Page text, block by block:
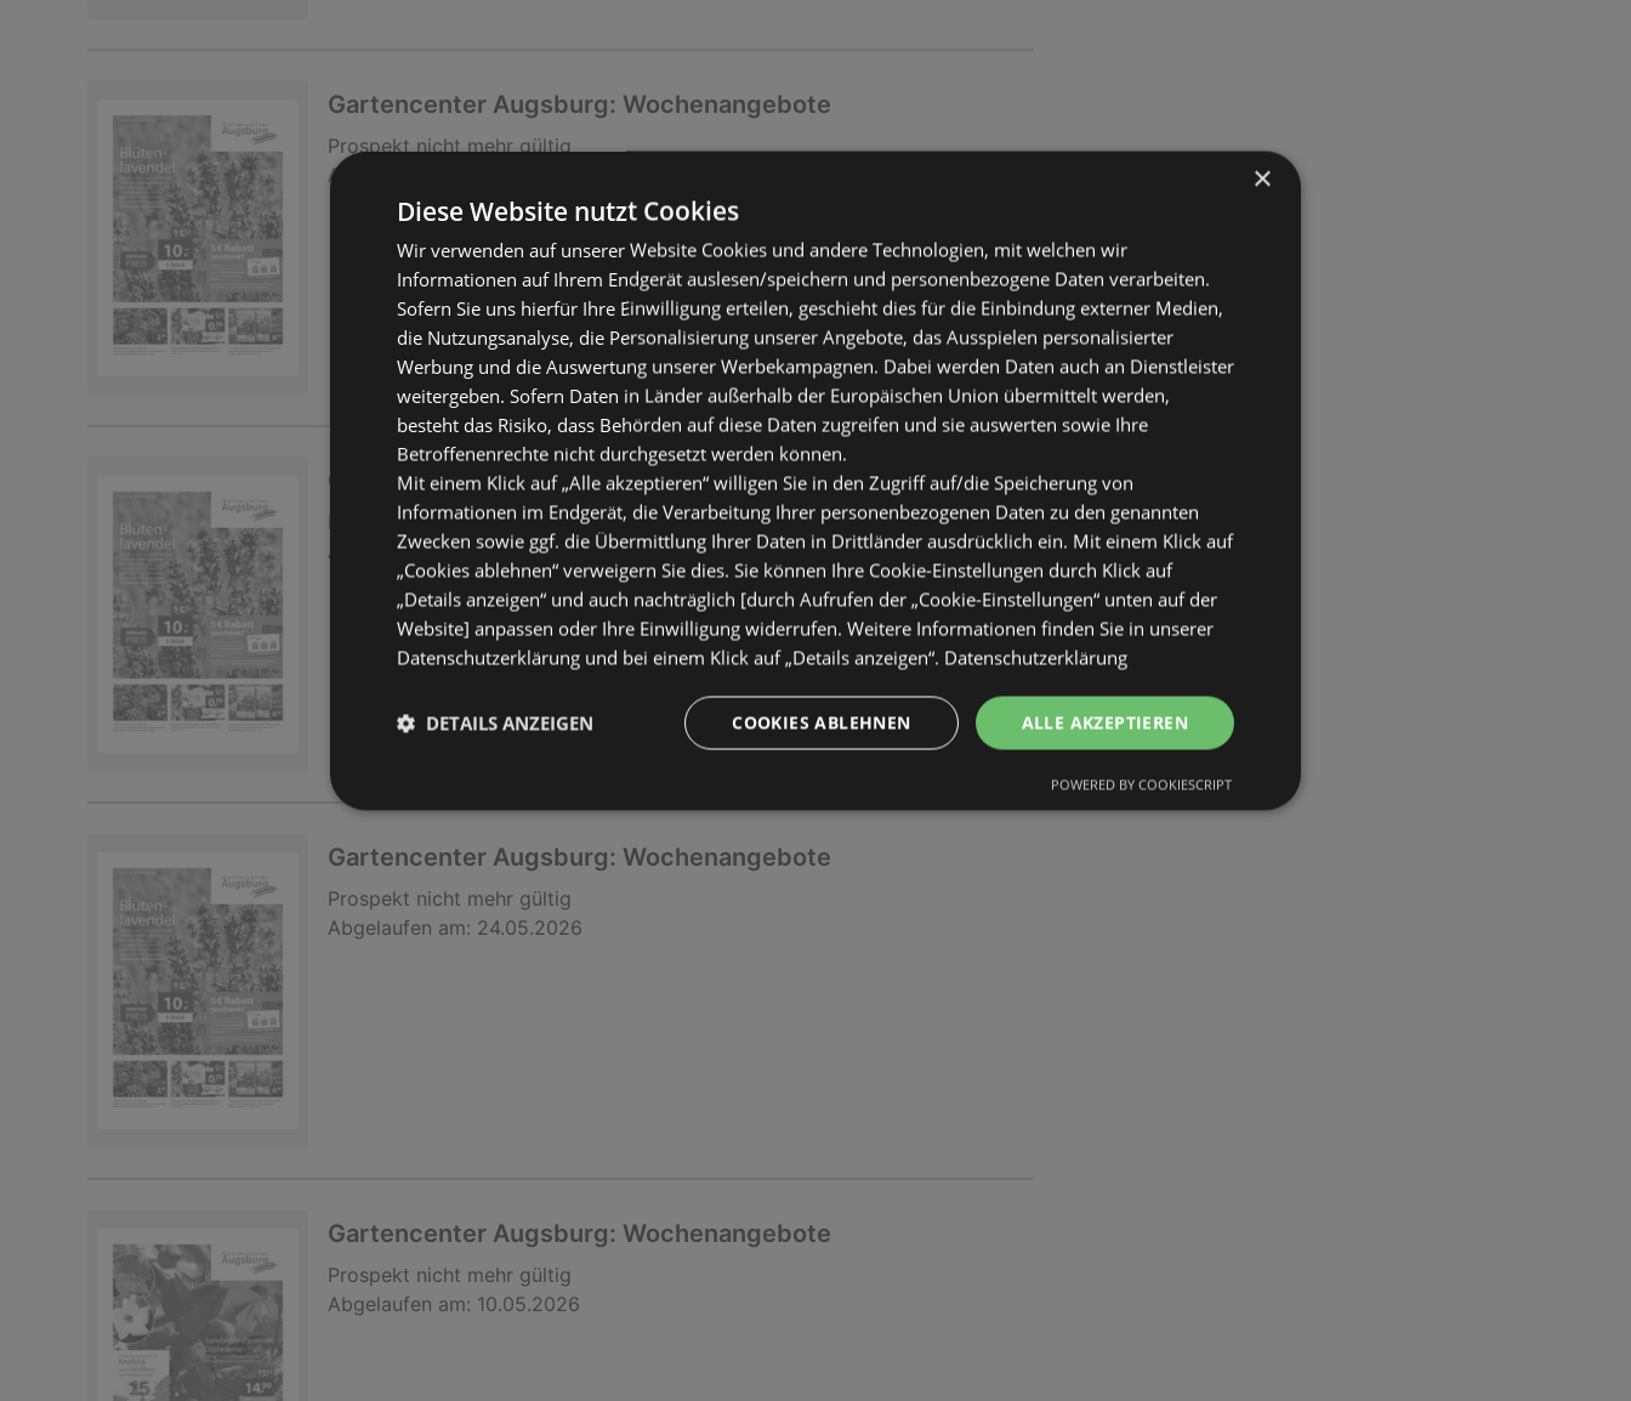
Gartencenter Augsburg: Wochenangebote
Prospekt nicht mehr gültig
Abgelaufen am:
Gartencenter Augsburg: Wochenangebote
Prospekt nicht mehr gültig
Abgelaufen am: 24.05.2026
Gartencenter Augsburg: Wochenangebote
Prospekt nicht mehr gültig
Abgelaufen am: 24.05.2026
Gartencenter Augsburg: Wochenangebote
Prospekt nicht mehr gültig
Abgelaufen am: 10.05.2026
×
Diese Website nutzt Cookies
Wir verwenden auf unserer Website Cookies und andere Technologien, mit welchen wir
Informationen auf Ihrem Endgerät auslesen/speichern und personenbezogene Daten verarbeiten.
Sofern Sie uns hierfür Ihre Einwilligung erteilen, geschieht dies für die Einbindung externer Medien,
die Nutzungsanalyse, die Personalisierung unserer Angebote, das Ausspielen personalisierter
Werbung und die Auswertung unserer Werbekampagnen. Dabei werden Daten auch an Dienstleister
weitergeben. Sofern Daten in Länder außerhalb der Europäischen Union übermittelt werden,
besteht das Risiko, dass Behörden auf diese Daten zugreifen und sie auswerten sowie Ihre
Betroffenenrechte nicht durchgesetzt werden können.
Mit einem Klick auf „Alle akzeptieren“ willigen Sie in den Zugriff auf/die Speicherung von
Informationen im Endgerät, die Verarbeitung Ihrer personenbezogenen Daten zu den genannten
Zwecken sowie ggf. die Übermittlung Ihrer Daten in Drittländer ausdrücklich ein. Mit einem Klick auf
„Cookies ablehnen“ verweigern Sie dies. Sie können Ihre Cookie-Einstellungen durch Klick auf
„Details anzeigen“ und auch nachträglich [durch Aufrufen der „Cookie-Einstellungen“ unten auf der
Website] anpassen oder Ihre Einwilligung widerrufen. Weitere Informationen finden Sie in unserer
Datenschutzerklärung und bei einem Klick auf „Details anzeigen“. Datenschutzerklärung
ALLE AKZEPTIEREN
COOKIES ABLEHNEN
DETAILS ANZEIGEN
POWERED BY COOKIESCRIPT